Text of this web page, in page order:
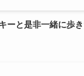
ーと是非一緒に歩き